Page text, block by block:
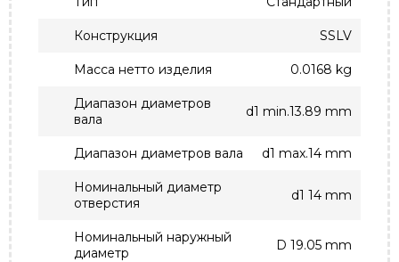
Конструкция SSLV
Масса нетто изделия 0.0168 kg
Диапазон диаметров
вала
d1 min.13.89 mm
Диапазон диаметров вала d1 max.14 mm
Номинальный диаметр
отверстия
d1 14 mm
Номинальный наружный
диаметр
D 19.05 mm